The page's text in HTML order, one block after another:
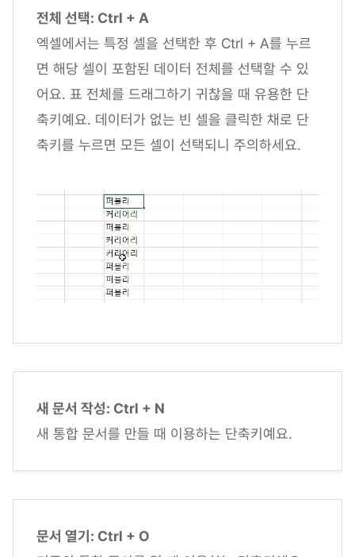
전체 선택: Ctrl + A
엑셀에서는 특정 셀을 선택한 후 Ctrl + A를 누르
면 해당 셀이 포함된 데이터 전체를 선택할 수 있
어요. 표 전체를 드래그하기 귀찮을 때 유용한 단
축키예요. 데이터가 없는 빈 셀을 클릭한 채로 단
축키를 누르면 모든 셀이 선택되니 주의하세요.
새 문서 작성: Ctrl + N
새 통합 문서를 만들 때 이용하는 단축키예요.
문서 열기: Ctrl + O